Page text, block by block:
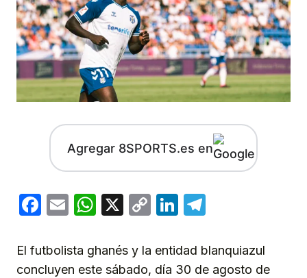
Agregar 8SPORTS.es en
Facebook
EmailWhatsApp
X
CopyLinkedIn
El futbolista ghanés y la entidad blanquiazul
concluyen este sábado, día 30 de agosto de